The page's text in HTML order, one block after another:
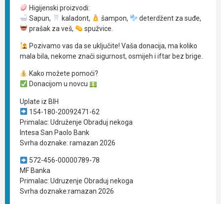
Higijenski proizvodi:
Sapun,
kaladont, šampon,
deterdžent za suđe,
prašak za veš,
spužvice.
Pozivamo vas da se uključite! Vaša donacija, ma koliko
mala bila, nekome znači sigurnost, osmijeh i iftar bez brige.
Kako možete pomoći?
Donacijom u novcu
Uplate iz BIH
154-180-20092471-62
Primalac: Udruženje Obraduj nekoga
Intesa San Paolo Bank
Svrha doznake: ramazan 2026
572-456-00000789-78
MF Banka
Primalac: Udruzenje Obraduj nekoga
Svrha doznake:ramazan 2026